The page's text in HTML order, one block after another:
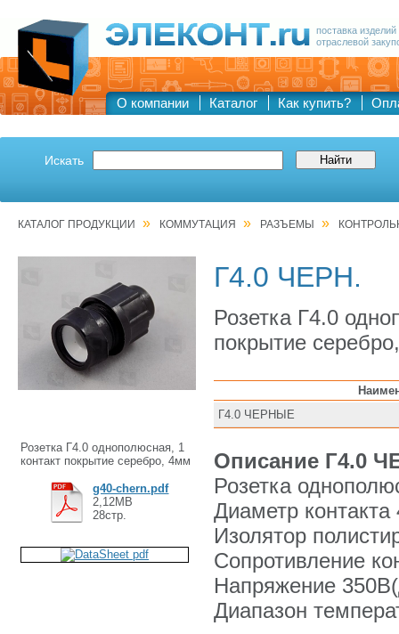
поставка
отраслевой
О компании Каталог Как купить?
Искать
КАТАЛОГ ПРОДУКЦИИ » КОММУТАЦИЯ » РАЗЪЕМЫ »
Г4.0 ЧЕРН.
Розетка Г4.0
покрытие
Г4.0 ЧЕРНЫЕ
Описание Г4.0
Розетка
Диаметр
Изолятор
Сопротивление
Напряжение
Диапазон
Розетка Г4.0 однополюсная, 1
контакт покрытие серебро, 4мм
g40-chern.pdf
2,12MB
28стр.